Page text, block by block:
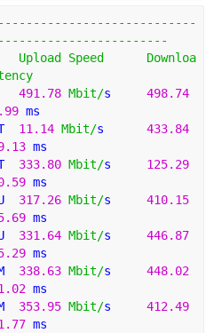
Upload Speed
Downloa
491.78 Mbit/s 498.74
11.14 Mbit/s 433.84
333.80 Mbit/s 125.29
317.26 Mbit/s 410.15
331.64 Mbit/s 446.87
338.63 Mbit/s 448.02
353.95 Mbit/s 412.49